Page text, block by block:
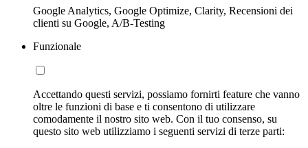
Google Analytics, Google Optimize, Clarity, Recensioni dei
clienti su Google, A/B-Testing
Funzionale
Accettando questi servizi, possiamo fornirti feature che vanno
oltre le funzioni di base e ti consentono di utilizzare
comodamente il nostro sito web. Con il tuo consenso, su
questo sito web utilizziamo i seguenti servizi di terze parti: